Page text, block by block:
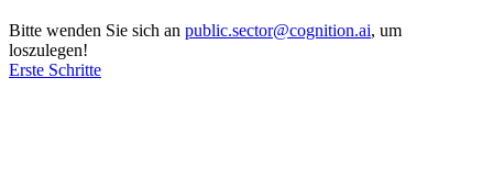
Bitte wenden Sie sich an public.sector@cognition.ai, um
loszulegen!
Erste Schritte